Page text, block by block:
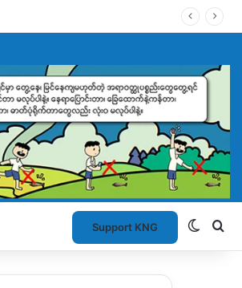
Support KNG